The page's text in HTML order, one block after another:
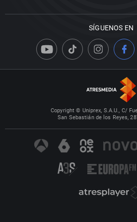
SÍGUENOS EN
Copyright © Uniprex, S.A.U., C/
San Sebastián de los Reyes,